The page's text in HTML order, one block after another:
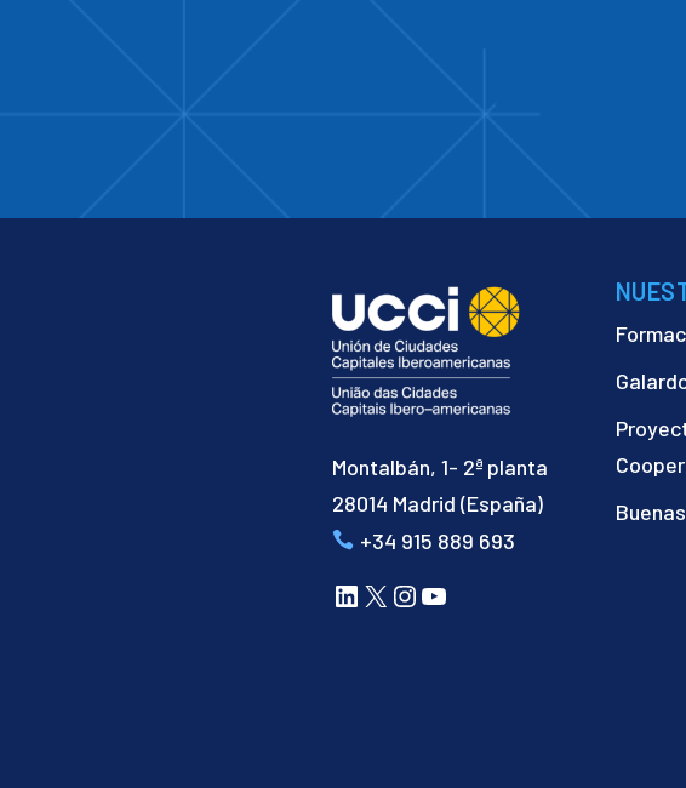
Montalbán, 1- 2ª planta
28014 Madrid (España)
+34 915 889 693
LinkedIn
X Instagram
YouTube